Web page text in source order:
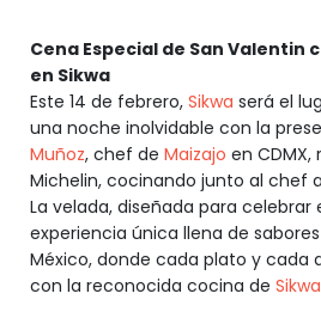
Cena Especial de San Valentin
en Sikwa
Este 14 de febrero, Sikwa será el
una noche inolvidable con la
Muñoz, chef de Maizajo en
Michelin, cocinando junto al chef
La velada, diseñada para
experiencia única llena de
México, donde cada plato y cada
con la reconocida cocina de Sikwa